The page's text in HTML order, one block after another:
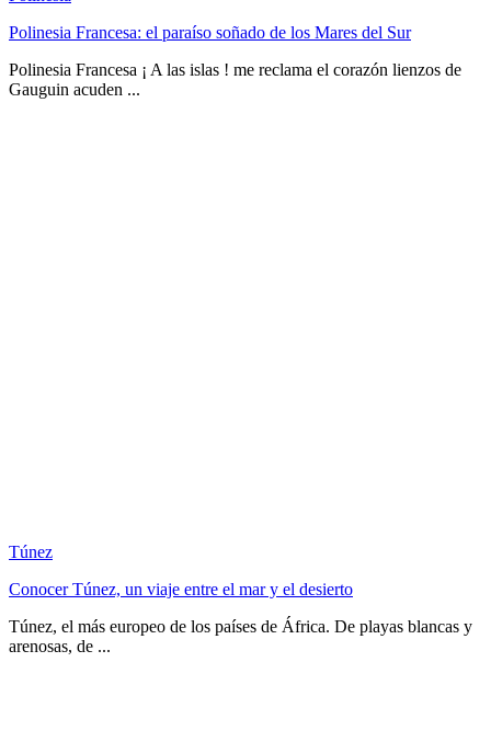
Polinesia Francesa: el paraíso soñado de los Mares del Sur
Polinesia Francesa ¡ A las islas ! me reclama el corazón lienzos de
Gauguin acuden ...
Túnez
Conocer Túnez, un viaje entre el mar y el desierto
Túnez, el más europeo de los países de África. De playas blancas y
arenosas, de ...